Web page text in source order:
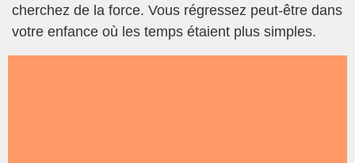
cherchez de la force. Vous régressez peut-être dans
votre enfance où les temps étaient plus simples.